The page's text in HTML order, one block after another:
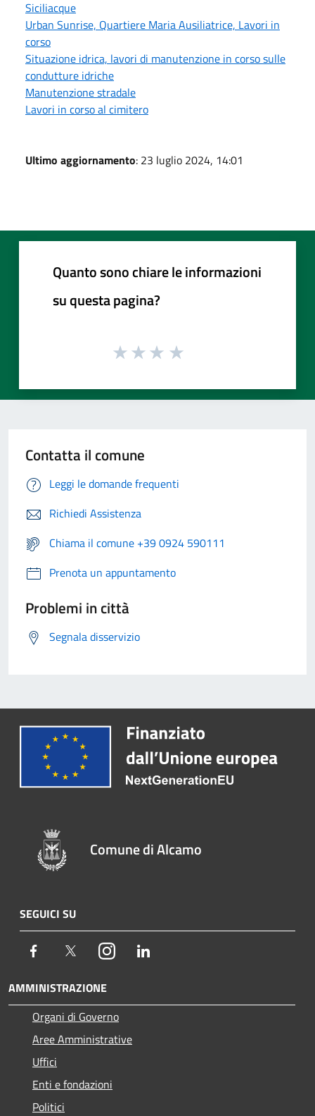
Siciliacque
Urban Sunrise, Quartiere Maria Ausiliatrice, Lavori in
corso
Situazione idrica, lavori di manutenzione in corso sulle
condutture idriche
Manutenzione stradale
Lavori in corso al cimitero
Ultimo aggiornamento: 23 luglio 2024, 14:01
Quanto sono chiare le informazioni
su questa pagina?
Contatta il comune
Leggi le domande frequenti
Richiedi Assistenza
Chiama il comune +39 0924 590111
Prenota un appuntamento
Problemi in città
Segnala disservizio
Comune di Alcamo
SEGUICI SU
Facebook TwitterInstagram
AMMINISTRAZIONE
Organi di Governo
Aree Amministrative
Uffici
Enti e fondazioni
Politici